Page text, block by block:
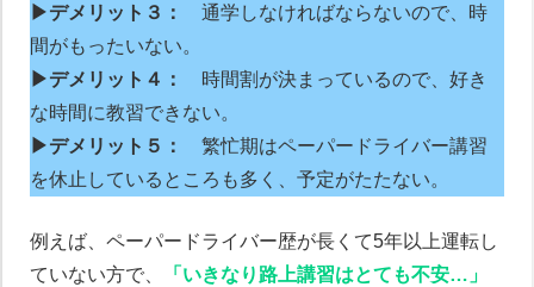
▶デメリット３：
通学しなければならないので、時
間がもったいない。
▶デメリット４：
時間割が決まっているので、好き
な時間に教習できない。
▶デメリット５：
繁忙期はペーパードライバー講習
を休止しているところも多く、予定がたたない。
例えば、ペーパードライバー歴が長くて5年以上運転し
ていない方で、
「いきなり路上講習はとても不安…」